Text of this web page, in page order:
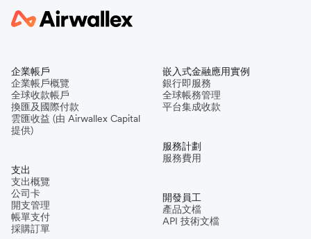
企業帳戶
企業帳戶概覽
全球收款帳戶
換匯及國際付款
雲匯收益 (由 Airwallex Capital
提供)
支出
支出概覽
公司卡
開支管理
帳單支付
採購訂單
嵌入式金融應用實例
銀行即服務
全球帳務管理
平台集成收款
服務計劃
服務費用
開發員工
產品文檔
API 技術文檔